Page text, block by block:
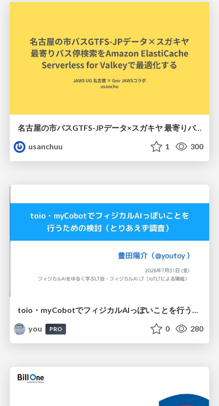
名古屋の市バスGTFS-JPデータ×スガキヤ 最寄りバス停検索をAmazon ElastiCache Serverless for Valkeyで最適化する
usanchuu
1 300
toio・myCobotでフィジカルAIっぽいことを行うための検討（とりあえず調査） / フィジカルAI LT（IoTLTによる開催）
you
PRO 0 280